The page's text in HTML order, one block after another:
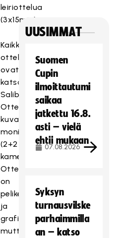
leiriottelua
(3x15min).
Kaikki
ottelut
ovat
katsottavissa
SalibandyTV:stä.
Ottelut
kuvataan
monikameratuotantoina
(2+2
kameraa).
Otteluissa
on
pelikello
ja
grafiikat,
mutta
UUSIMMAT
Suomen
Cupin
ilmoittautumi
saikaa
jatkettu 16.8.
asti – vielä
ehtii mukaan
07.08.2026
Syksyn
turnausvilske
parhaimmilla
an – katso